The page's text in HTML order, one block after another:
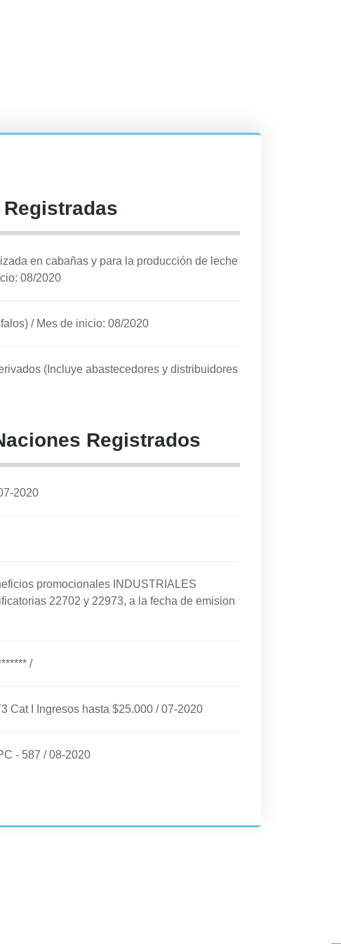
en cabañas y para la producción de leche
08/2020
/ Mes de inicio: 08/2020
(Incluye abastecedores y distribuidores
Registrados
2020
promocionales INDUSTRIALES
22702 y 22973, a la fecha de emision
/
Cat I Ingresos hasta $25.000 /07-2020
- 587 /08-2020